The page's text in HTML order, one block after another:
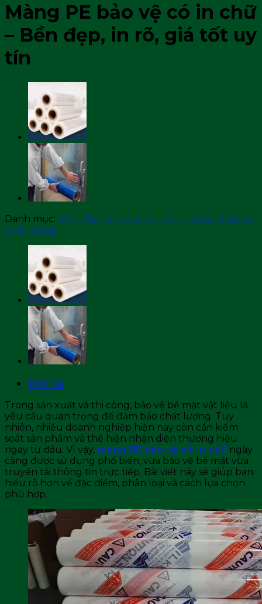
Màng PE bảo vệ có in chữ
– Bền đẹp, in rõ, giá tốt uy
tín
Danh mục: Màng bảo vệ bề mặt - Màng dán PE giá rẻ,
chất lượng
Mô tả
Trong sản xuất và thi công, bảo vệ bề mặt vật liệu là
yêu cầu quan trọng để đảm bảo chất lượng. Tuy
nhiên, nhiều doanh nghiệp hiện nay còn cần kiểm
soát sản phẩm và thể hiện nhận diện thương hiệu
ngay từ đầu. Vì vậy, màng PE bảo vệ có in chữngày
càng được sử dụng phổ biến, vừa bảo vệ bề mặt vừa
truyền tải thông tin trực tiếp. Bài viết này sẽ giúp bạn
hiểu rõ hơn về đặc điểm, phân loại và cách lựa chọn
phù hợp.